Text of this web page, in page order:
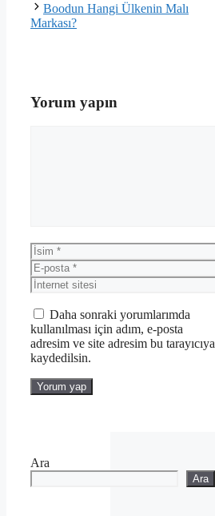
Boodun Hangi Ülkenin Malı
Markası?
Yorum yapın
İsim
E-
posta
İnternet
sitesi
Daha sonraki yorumlarımda
kullanılması için adım, e-posta
adresim ve site adresim bu tarayıcıya
kaydedilsin.
Ara
Ara